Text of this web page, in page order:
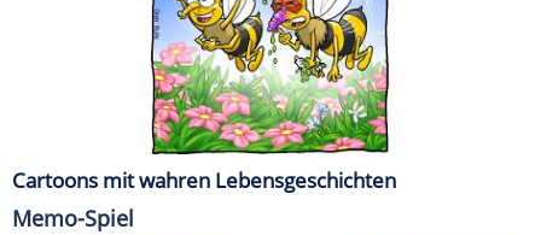
Cartoons mit wahren Lebensgeschichten
Memo-Spiel